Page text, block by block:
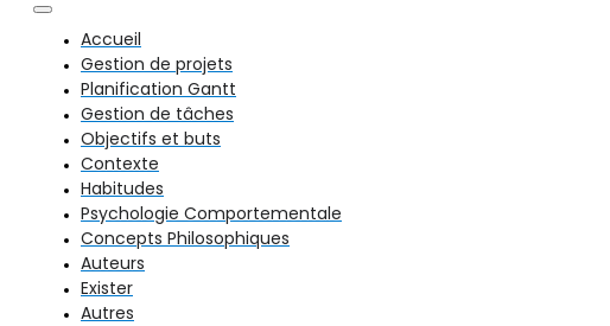
Accueil
Gestion de projets
Planification Gantt
Gestion de tâches
Objectifs et buts
Contexte
Habitudes
Psychologie Comportementale
Concepts Philosophiques
Auteurs
Exister
Autres